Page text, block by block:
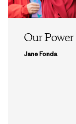
Our Power
Jane Fonda